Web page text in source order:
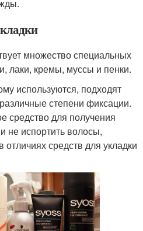
множество специальных
лаки, кремы, муссы и пенки.
используются, подходят
степени фиксации.
средство для получения
не испортить волосы,
средств для укладки